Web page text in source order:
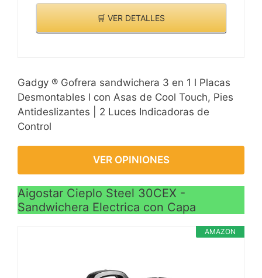
🛒 VER DETALLES
Gadgy ® Gofrera sandwichera 3 en 1 l Placas
Desmontables l con Asas de Cool Touch, Pies
Antideslizantes | 2 Luces Indicadoras de
Control
VER OPINIONES
Aigostar Cieplo Steel 30CEX -
Sandwichera Electrica con Capa
AMAZON